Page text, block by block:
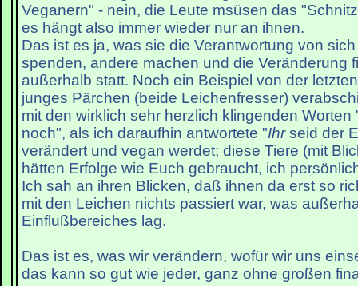
Veganern" - nein, die Leute msüsen das
es hängt also immer wieder nur an ihnen.
Das ist es ja, was sie die Verantwortung von
spenden, andere machen und die Veränderung
außerhalb statt. Noch ein Beispiel von der
junges Pärchen (beide Leichenfresser)
mit den wirklich sehr herzlich klingenden Worten
noch", als ich daraufhin antwortete "Ihrseid der
verändert und vegan werdet; diese Tiere (mit
hätten Erfolge wie Euch gebraucht, ich
Ich sah an ihren Blicken, daß ihnen da erst so
mit den Leichen nichts passiert war, was
Einflußbereiches lag.
Das ist es, was wir verändern, wofür wir uns
das kann so gut wie jeder, ganz ohne großen